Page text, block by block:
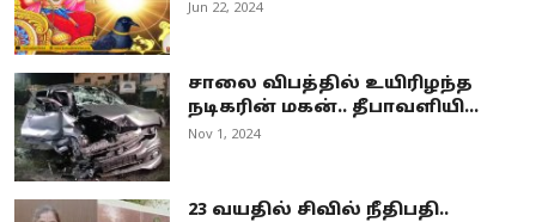
Jun 22, 2024
சாலை விபத்தில் உயிரிழந்த
நடிகரின் மகன்.. தீபாவளியி...
Nov 1, 2024
23 வயதில் சிவில் நீதிபதி..